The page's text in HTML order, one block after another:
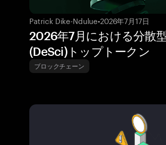
Patrick Dike-Ndulue•2026年7月17日
2026年7月における分散
(DeSci)トップトークン
ブロックチェーン